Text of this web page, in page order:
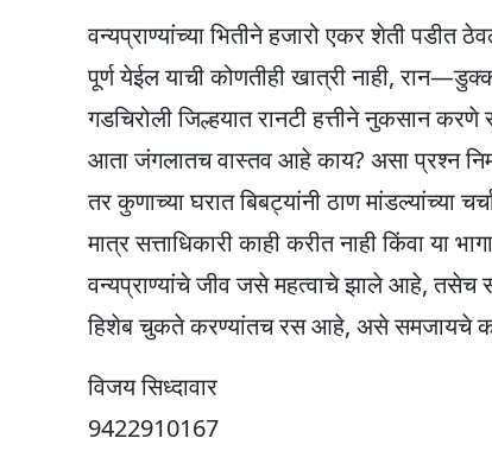
वन्यप्राण्यांच्या भितीने हजारो एकर शेती पडीत
पूर्ण येईल याची कोणतीही खात्री नाही,
गडचिरोली जिल्हयात रानटी हत्तीने नुकसान
आता जंगलातच वास्तव आहे काय? असा प्रश्न
तर कुणाच्या घरात बिबट्यांनी ठाण मांडल्यांच्या
मात्र सत्ताधिकारी काही करीत नाही किंवा या
वन्यप्राण्यांचे जीव जसे महत्वाचे झाले आहे, तसेच
हिशेब चुकते करण्यांतच रस आहे, असे समजायचे
विजय सिध्दावार
9422910167